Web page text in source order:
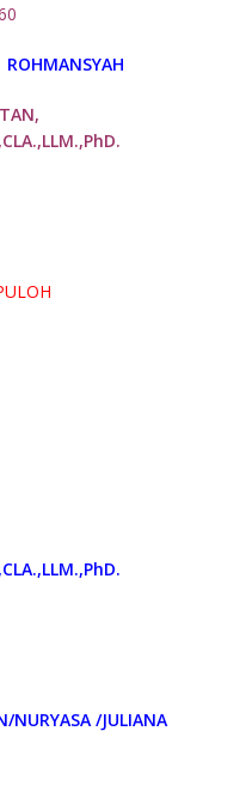
NURYASA /JULIANA